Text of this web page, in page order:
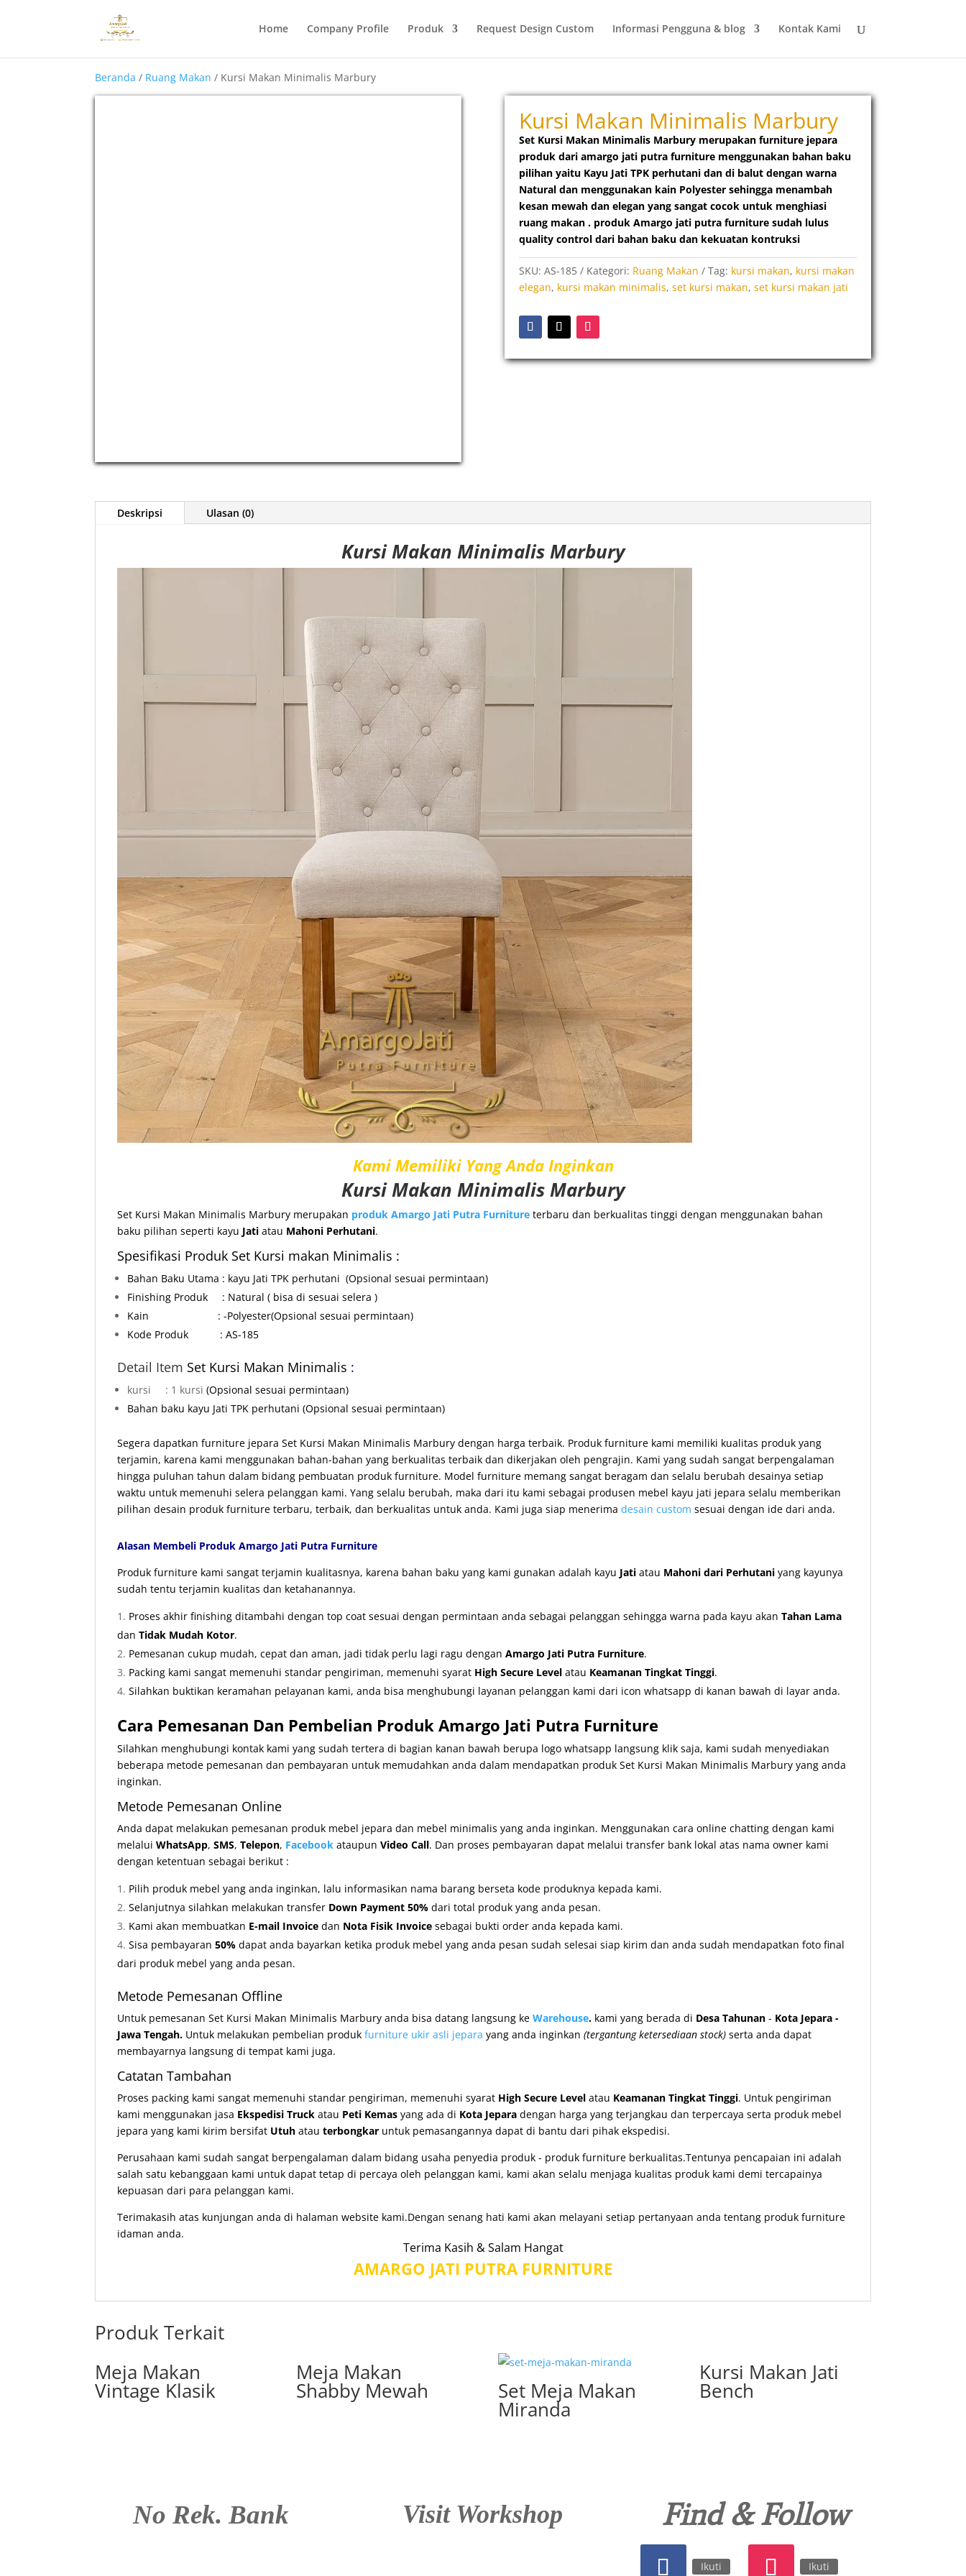
Home Company Profile Produk Request Design Custom Informasi Pengguna & blog Kontak Kami
Beranda / Ruang Makan / Kursi Makan Minimalis Marbury
Kursi Makan Minimalis Marbury
Set Kursi Makan Minimalis Marbury merupakan furniture jepara
produk dari amargo jati putra furniture menggunakan bahan baku
pilihan yaitu Kayu Jati TPK perhutani dan di balut dengan warna
Natural dan menggunakan kain Polyester sehingga menambah
kesan mewah dan elegan yang sangat cocok untuk menghiasi
ruang makan . produk Amargo jati putra furniture sudah lulus
quality control dari bahan baku dan kekuatan kontruksi
SKU: AS-185 Kategori: Ruang Makan Tag: kursi makan, kursi makan
elegan, kursi makan minimalis, set kursi makan, set kursi makan jati
Deskripsi Ulasan (0)
Kursi Makan Minimalis Marbury
Kami Memiliki Yang Anda Inginkan
Kursi Makan Minimalis Marbury
Set Kursi Makan Minimalis Marbury merupakan produk Amargo Jati Putra Furniture terbaru dan berkualitas tinggi dengan menggunakan bahan
baku pilihan seperti kayu Jati atau Mahoni Perhutani.
Spesifikasi Produk Set Kursi makan Minimalis :
Bahan Baku Utama : kayu Jati TPK perhutani (Opsional sesuai permintaan)
Finishing Produk : Natural ( bisa di sesuai selera )
Kain : -Polyester(Opsional sesuai permintaan)
Kode Produk : AS-185
Detail Item Set Kursi Makan Minimalis :
kursi : 1 kursi (Opsional sesuai permintaan)
Bahan baku kayu Jati TPK perhutani (Opsional sesuai permintaan)
Segera dapatkan furniture jepara Set Kursi Makan Minimalis Marbury dengan harga terbaik. Produk furniture kami memiliki kualitas produk yang
terjamin, karena kami menggunakan bahan-bahan yang berkualitas terbaik dan dikerjakan oleh pengrajin. Kami yang sudah sangat berpengalaman
hingga puluhan tahun dalam bidang pembuatan produk furniture. Model furniture memang sangat beragam dan selalu berubah desainya setiap
waktu untuk memenuhi selera pelanggan kami. Yang selalu berubah, maka dari itu kami sebagai produsen mebel kayu jati jepara selalu memberikan
pilihan desain produk furniture terbaru, terbaik, dan berkualitas untuk anda. Kami juga siap menerima desain custom sesuai dengan ide dari anda.
Alasan Membeli Produk Amargo Jati Putra Furniture
Produk furniture kami sangat terjamin kualitasnya, karena bahan baku yang kami gunakan adalah kayu Jati atau Mahoni dari Perhutani yang kayunya
sudah tentu terjamin kualitas dan ketahanannya.
Proses akhir finishing ditambahi dengan top coat sesuai dengan permintaan anda sebagai pelanggan sehingga warna pada kayu akan Tahan Lama
dan Tidak Mudah Kotor.
Pemesanan cukup mudah, cepat dan aman, jadi tidak perlu lagi ragu dengan Amargo Jati Putra Furniture.
Packing kami sangat memenuhi standar pengiriman, memenuhi syarat High Secure Level atau Keamanan Tingkat Tinggi.
Silahkan buktikan keramahan pelayanan kami, anda bisa menghubungi layanan pelanggan kami dari icon whatsapp di kanan bawah di layar anda.
Cara Pemesanan Dan Pembelian Produk Amargo Jati Putra Furniture
Silahkan menghubungi kontak kami yang sudah tertera di bagian kanan bawah berupa logo whatsapp langsung klik saja, kami sudah menyediakan
beberapa metode pemesanan dan pembayaran untuk memudahkan anda dalam mendapatkan produk Set Kursi Makan Minimalis Marbury yang anda
inginkan.
Metode Pemesanan Online
Anda dapat melakukan pemesanan produk mebel jepara dan mebel minimalis yang anda inginkan. Menggunakan cara online chatting dengan kami
melalui WhatsApp, SMS, Telepon, Facebook ataupun Video Call. Dan proses pembayaran dapat melalui transfer bank lokal atas nama owner kami
dengan ketentuan sebagai berikut :
Pilih produk mebel yang anda inginkan, lalu informasikan nama barang berseta kode produknya kepada kami.
Selanjutnya silahkan melakukan transfer Down Payment 50% dari total produk yang anda pesan.
Kami akan membuatkan E-mail Invoice dan Nota Fisik Invoice sebagai bukti order anda kepada kami.
Sisa pembayaran 50% dapat anda bayarkan ketika produk mebel yang anda pesan sudah selesai siap kirim dan anda sudah mendapatkan foto final
dari produk mebel yang anda pesan.
Metode Pemesanan Offline
Untuk pemesanan Set Kursi Makan Minimalis Marbury anda bisa datang langsung ke Warehouse. kami yang berada di Desa Tahunan - Kota Jepara -
Jawa Tengah. Untuk melakukan pembelian produk furniture ukir asli jepara yang anda inginkan (tergantung ketersediaan stock) serta anda dapat
membayarnya langsung di tempat kami juga.
Catatan Tambahan
Proses packing kami sangat memenuhi standar pengiriman, memenuhi syarat High Secure Level atau Keamanan Tingkat Tinggi. Untuk pengiriman
kami menggunakan jasa Ekspedisi Truck atau Peti Kemas yang ada di Kota Jepara dengan harga yang terjangkau dan terpercaya serta produk mebel
jepara yang kami kirim bersifat Utuh atau terbongkar untuk pemasangannya dapat di bantu dari pihak ekspedisi.
Perusahaan kami sudah sangat berpengalaman dalam bidang usaha penyedia produk - produk furniture berkualitas.Tentunya pencapaian ini adalah
salah satu kebanggaan kami untuk dapat tetap di percaya oleh pelanggan kami, kami akan selalu menjaga kualitas produk kami demi tercapainya
kepuasan dari para pelanggan kami.
Terimakasih atas kunjungan anda di halaman website kami.Dengan senang hati kami akan melayani setiap pertanyaan anda tentang produk furniture
idaman anda.
Terima Kasih & Salam Hangat
AMARGO JATI PUTRA FURNITURE
Produk Terkait
Meja Makan
Vintage Klasik
Meja Makan
Shabby Mewah Set Meja Makan
Miranda
Kursi Makan Jati
Bench
No Rek. Bank Visit Workshop Find & Follow
Ikuti Ikuti